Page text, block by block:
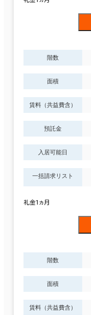
階数
面積
賃料（共益費含）
預託金
入居可能日
一括請求リスト
礼金1ヵ月
階数
面積
賃料（共益費含）